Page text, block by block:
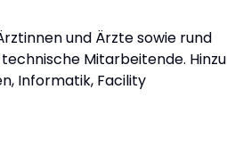
und Ärzte sowie rund
Mitarbeitende. Hinzu
Informatik, Facility